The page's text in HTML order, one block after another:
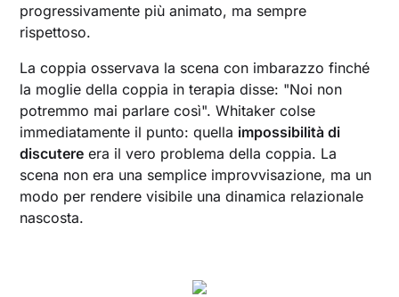
progressivamente più animato, ma sempre
rispettoso.
La coppia osservava la scena con imbarazzo finché
la moglie della coppia in terapia disse: "Noi non
potremmo mai parlare così". Whitaker colse
immediatamente il punto: quella impossibilità di
discutere era il vero problema della coppia. La
scena non era una semplice improvvisazione, ma un
modo per rendere visibile una dinamica relazionale
nascosta.